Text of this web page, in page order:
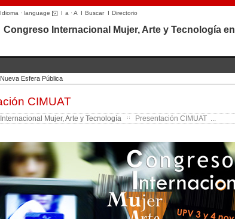
Idioma · language I a ·A I BuscarI Directorio
Congreso Internacional Mujer, Arte y Tecnología
Esfera Pública
CIMUAT
Mujer, Arte y Tecnología Presentación CIMUAT ...